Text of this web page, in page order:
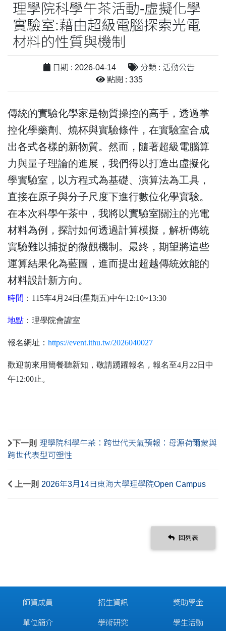
理學院科學午茶活動-虛擬化學
實驗室:藉由超級電腦探索光電
材料的性質與機制
日期 : 2026-04-14
分類 : 活動公告
點閱 : 335
傳統的實驗化學家是物質操控的高手，透過掌
控化學藥劑、燒杯與實驗條件，在實驗室合成
出各式各樣的新物質。然而，隨著超級電腦算
力與量子理論的進展，我們得以打造出虛擬化
學實驗室，以方程式為基礎、演算法為工具，
直接在原子與分子尺度下進行數位化學實驗。
在本次科學午茶中，我將以實驗室關注的光電
材料為例，探討如何透過計算模擬，解析傳統
實驗難以捕捉的微觀機制。最終，期望將這些
運算結果化為藍圖，進而提出超越傳統效能的
材料設計新方向。
時間 ：115车4月24日(星期五)中午12:10~13:30
地點 ：理學院會讙室
報名網址 ： https://event.ithu.tw/2026040027
歡迎前來用簡餐聽新知，敬請踴躍報名 ， 報名至4月22日中
午12:00止。
下一則 理學院科學午茶：跨世代天氣預報：母源荷爾蒙與
跨世代表型可塑性
上一則 2026年3月14日東海大學理學院Open Campus
回列表
師資成員
單位簡介
招生資訊
學術研究
獎助學金
學生活動